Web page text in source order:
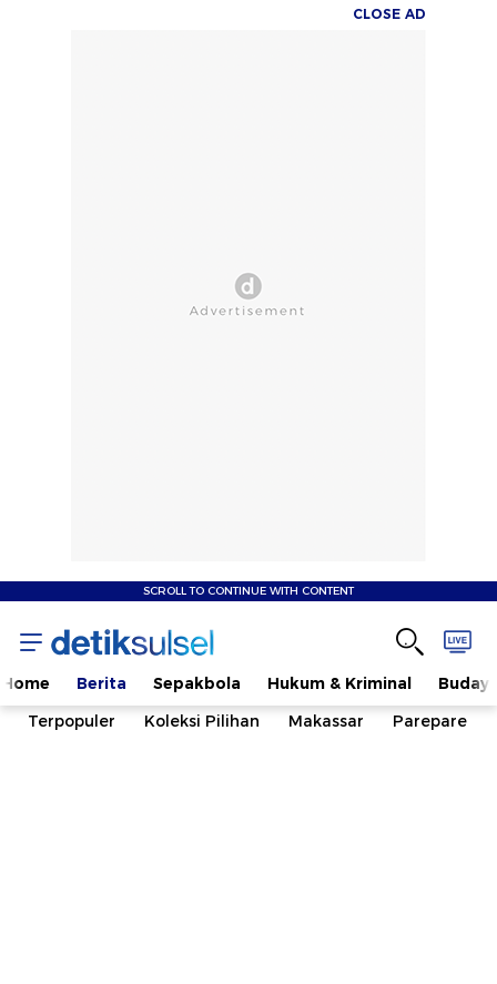
CLOSE AD
SCROLL TO CONTINUE WITH CONTENT
Home Berita Sepakbola Hukum & Kriminal
Terpopuler
Koleksi Pilihan Makassar Parepare